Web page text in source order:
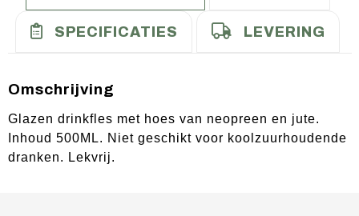
SPECIFICATIES LEVERING
Omschrijving
Glazen drinkfles met hoes van neopreen en jute.
Inhoud 500ML. Niet geschikt voor koolzuurhoudende
dranken. Lekvrij.